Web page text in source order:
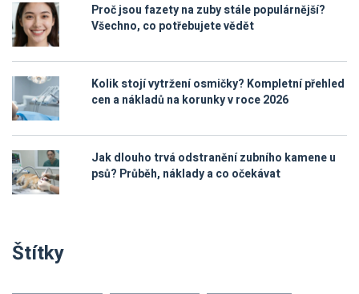
Proč jsou fazety na zuby stále populárnější?
Všechno, co potřebujete vědět
Kolik stojí vytržení osmičky? Kompletní přehled
cen a nákladů na korunky v roce 2026
Jak dlouho trvá odstranění zubního kamene u
psů? Průběh, náklady a co očekávat
Štítky